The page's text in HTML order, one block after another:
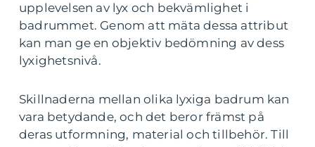
upplevelsen av lyx och bekvämlighet i
badrummet. Genom att mäta dessa attribut
kan man ge en objektiv bedömning av dess
lyxighetsnivå.
Skillnaderna mellan olika lyxiga badrum kan
vara betydande, och det beror främst på
deras utformning, material och tillbehör. Till